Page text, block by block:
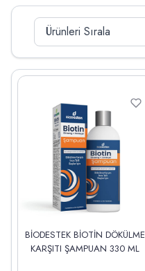
BİODESTEK BİOTİN DÖKÜLME
KARŞITI ŞAMPUAN 330 ML